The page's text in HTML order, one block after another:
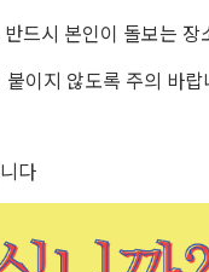
드시 본인이 돌보는
이지 않도록 주의 바랍
다